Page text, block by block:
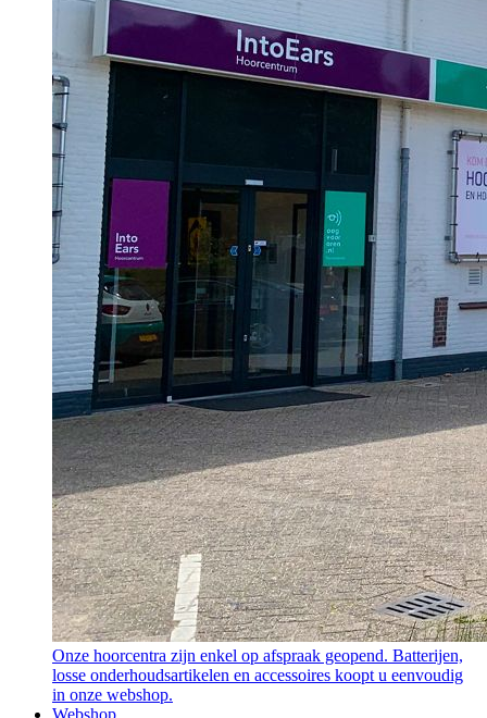
Onze hoorcentra zijn enkel op afspraak geopend. Batterijen,
losse onderhoudsartikelen en accessoires koopt u eenvoudig
in onze webshop.